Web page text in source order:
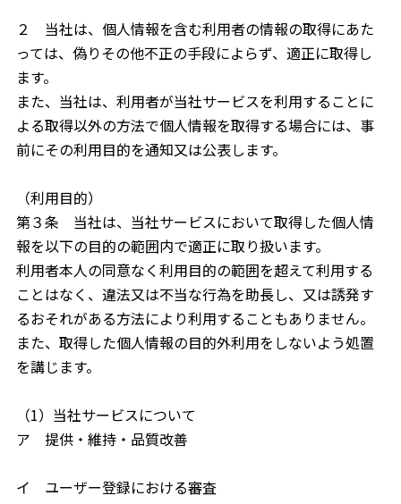
２ 当社は、個人情報を含む利用者の情報の取得にあた
っては、偽りその他不正の手段によらず、適正に取得し
ます。
また、当社は、利用者が当社サービスを利用することに
よる取得以外の方法で個人情報を取得する場合には、事
前にその利用目的を通知又は公表します。
（利用目的）
第３条 当社は、当社サービスにおいて取得した個人情
報を以下の目的の範囲内で適正に取り扱います。
利用者本人の同意なく利用目的の範囲を超えて利用する
ことはなく、違法又は不当な行為を助長し、又は誘発す
るおそれがある方法により利用することもありません。
また、取得した個人情報の目的外利用をしないよう処置
を講じます。
（1）当社サービスについて
ア 提供・維持・品質改善
イ ユーザー登録における審査